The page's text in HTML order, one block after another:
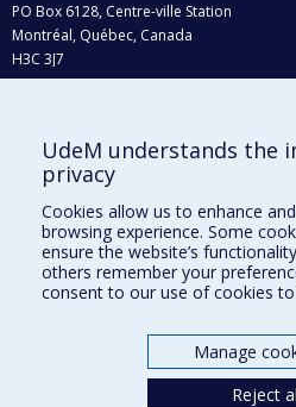
PO Box 6128, Centre-ville Station
Montréal, Québec, Canada
H3C 3J7
Who does what?
Find us
Site map
Accessibility
UdeM understands the
privacy
Cookies allow us to enhance
browsing experience. Some
ensure the website’s
others remember your
consent to our use of cookies
Manage
Reject